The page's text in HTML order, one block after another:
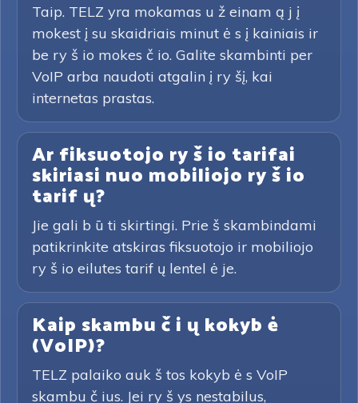
Taip. TELZ yra mokamas u ž einam ą j į
mokest į su skaidriais minut ė s į kainiais ir
be ry š io mokes č io. Galite skambinti per
VoIP arba naudoti atgalin į ry šį, kai
internetas prastas.
Ar fiksuotojo ry š io tarifai
skiriasi nuo mobiliojo ry š io
tarif ų?
Jie gali b ū ti skirtingi. Prie š skambindami
patikrinkite atskiras fiksuotojo ir mobiliojo
ry š io eilutes tarif ų lentel ė je.
Kaip skambu č i ų kokyb ė
(VoIP)?
TELZ palaiko auk š tos kokyb ė s VoIP
skambu č ius. Jei ry š ys nestabilus,